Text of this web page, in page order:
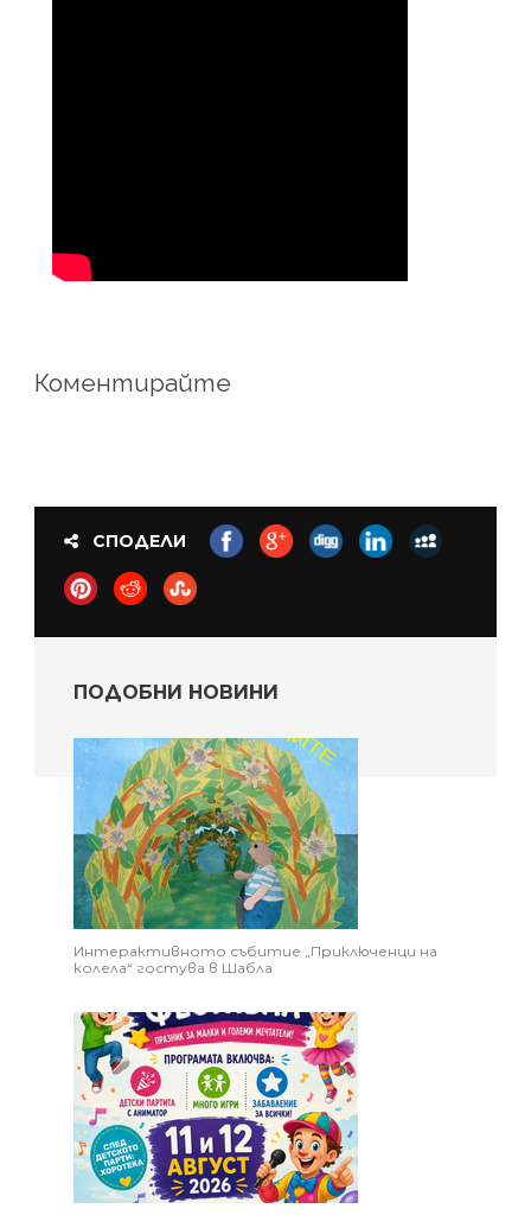
Коментирайте
СПОДЕЛИ
ПОДОБНИ НОВИНИ
Интерактивното събитие „Приключенци на
колела“ гостува в Шабла